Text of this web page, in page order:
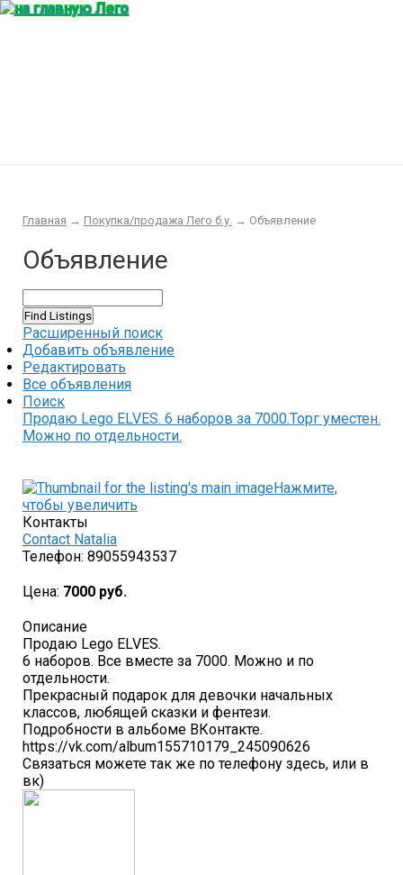
Главная → Покупка/продажа Лего б.у. → Объявление
Объявление
Расширенный поиск
Добавить объявление
Редактировать
Все объявления
Поиск
Продаю Lego ELVES. 6 наборов за 7000.Торг уместен.
Можно по отдельности.
Нажмите,
чтобы увеличить
Контакты
Contact Natalia
Телефон: 89055943537
Цена: 7000 руб.
Описание
Продаю Lego ELVES.
6 наборов. Все вместе за 7000. Можно и по
отдельности.
Прекрасный подарок для девочки начальных
классов, любящей сказки и фентези.
Подробности в альбоме ВКонтакте.
https://vk.com/album155710179_245090626
Связаться можете так же по телефону здесь, или в
вк)